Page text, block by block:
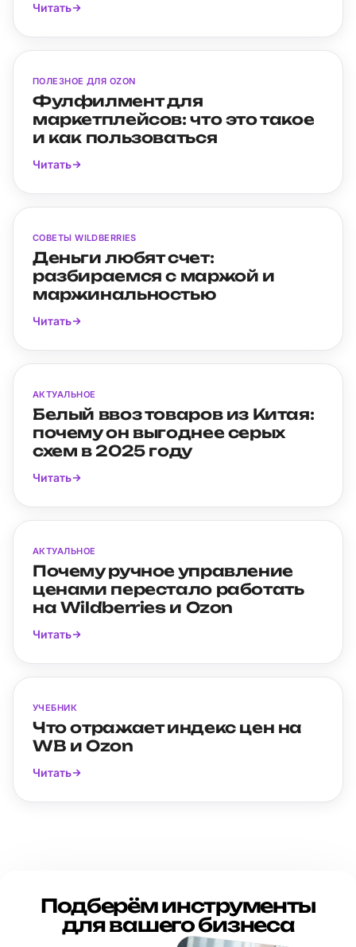
Читать
ПОЛЕЗНОЕ ДЛЯ OZON
Фулфилмент для
маркетплейсов: что это такое
и как пользоваться
Читать
СОВЕТЫ WILDBERRIES
Деньги любят счет:
разбираемся с маржой и
маржинальностью
Читать
АКТУАЛЬНОЕ
Белый ввоз товаров из Китая:
почему он выгоднее серых
схем в 2025 году
Читать
АКТУАЛЬНОЕ
Почему ручное управление
ценами перестало работать
на Wildberries и Ozon
Читать
УЧЕБНИК
Что отражает индекс цен на
WB и Ozon
Читать
Подберём инструменты
для вашего бизнеса